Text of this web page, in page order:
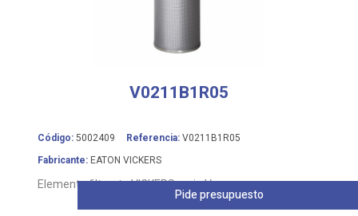
V0211B1R05
Código: 5002409 Referencia: V0211B1R05
Fabricante: EATON VICKERS
Elemento filtrante VICKERS serie V
Pide presupuesto